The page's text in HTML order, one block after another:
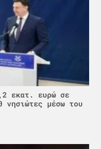
εκατ. ευρώ σε
νησιώτες μέσω του